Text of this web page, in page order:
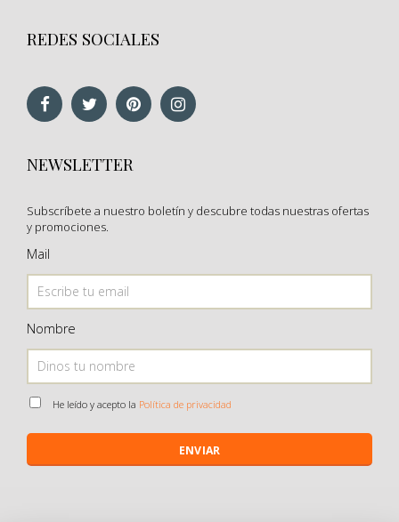
REDES SOCIALES
NEWSLETTER
Subscríbete a nuestro boletín y descubre todas nuestras ofertas
y promociones.
Mail
Nombre
He leído y acepto la Política de privacidad
ENVIAR